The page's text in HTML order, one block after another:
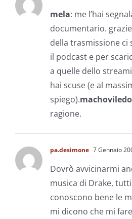
mela: me l’hai
documentario.
della trasmissione
il podcast e per
a quelle dello
hai scuse (e al
spiego).machoviledo
ragione.
pa.desimone 7 Gennaio
Dovrò avvicinarmi
musica di Drake,
conoscono bene le
mi dicono che mi